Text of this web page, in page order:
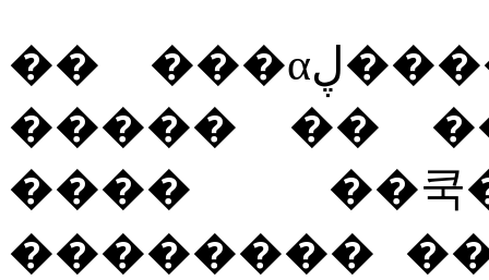
��
�����
��
����
��
��������